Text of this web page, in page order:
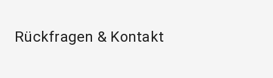
Rückfragen & Kontakt